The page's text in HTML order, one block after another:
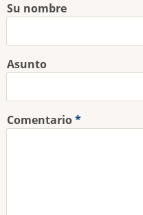
Su nombre
Asunto
Comentario